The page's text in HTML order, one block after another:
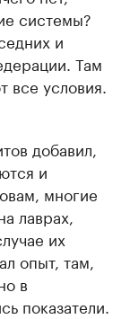
системы?
и
Там
все условия.
добавил,
и
многие
лаврах,
их
опыт, там,
в
показатели.